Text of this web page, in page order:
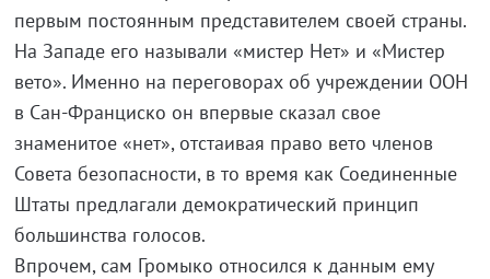
первым постоянным представителем своей страны.
На Западе его называли «мистер Нет» и «Мистер
вето». Именно на переговорах об учреждении ООН
в Сан-Франциско он впервые сказал свое
знаменитое «нет», отстаивая право вето членов
Совета безопасности, в то время как Соединенные
Штаты предлагали демократический принцип
большинства голосов.
Впрочем, сам Громыко относился к данным ему